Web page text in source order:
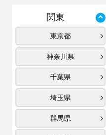
関東
東京都
神奈川県
千葉県
埼玉県
群馬県